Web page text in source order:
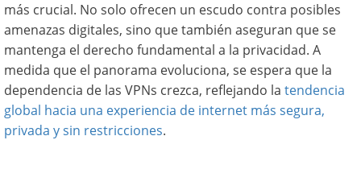
más crucial. No solo ofrecen un escudo contra posibles
amenazas digitales, sino que también aseguran que se
mantenga el derecho fundamental a la privacidad. A
medida que el panorama evoluciona, se espera que la
dependencia de las VPNs crezca, reflejando la tendencia
global hacia una experiencia de internet más segura,
privada y sin restricciones.